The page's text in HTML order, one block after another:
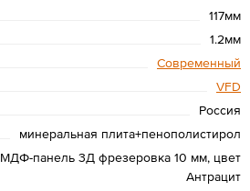
117мм
1.2мм
Современный
VFD
Россия
минеральная плита+пенополистирол
МДФ-панель 3Д фрезеровка 10 мм, цвет
Антрацит